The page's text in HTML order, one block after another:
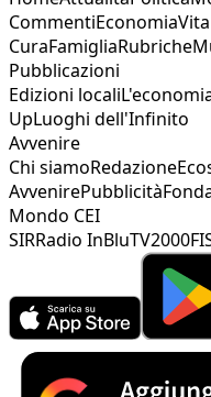
CommentiEconomia
CuraFamigliaRubriche
Pubblicazioni
Edizioni locali
UpLuoghi dell'Infinito
Avvenire
Chi siamoRedazione
AvvenirePubblicità
Mondo CEI
SIRRadio InBluTV2000